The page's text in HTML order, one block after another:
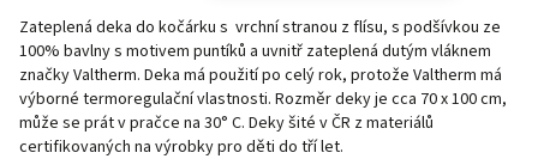
Zateplená deka do kočárku s vrchní stranou z flísu, s podšívkou ze
100% bavlny s motivem puntíků a uvnitř zateplená dutým vláknem
značky Valtherm. Deka má použití po celý rok, protože Valtherm má
výborné termoregulační vlastnosti. Rozměr deky je cca 70 x 100 cm,
může se prát v pračce na 30° C. Deky šité v ČR z materiálů
certifikovaných na výrobky pro děti do tří let.